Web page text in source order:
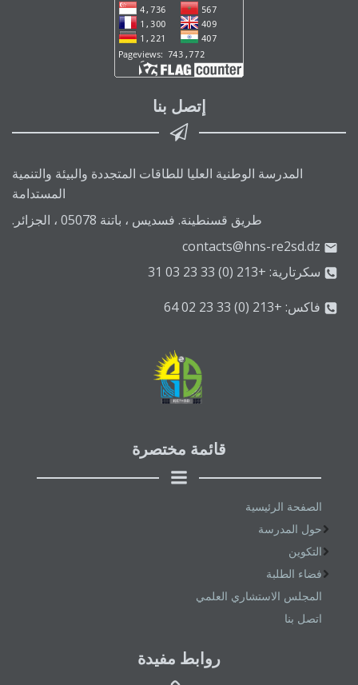
إتصل بنا
المدرسة الوطنية العليا للطاقات المتجددة والبيئة والتنمية
المستدامة
طريق قسنطينة. فسديس ، باتنة 05078 ، الجزائر.
contacts@hns-re2sd.dz
سكرتارية: +213 (0) 33 23 03 31
فاكس: +213 (0) 33 23 02 64
قائمة مختصرة
الصفحة الرئيسية
حول المدرسة
التكوين
فضاء الطلبة
المجلس الاستشاري العلمي
اتصل بنا
روابط مفيدة